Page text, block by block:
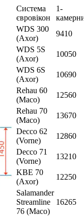
Система
євровікон
1-
WDS 300
(Axor)
9410
WDS 5S
(Axor)
10050
WDS 6S
(Axor)
10690
Rehau 60
(Maco)
12560
Rehau 70
(Maco)
13670
Decco 62
(Vorne)
12860
Decco 71
(Vorne)
13210
KBE 70
(Axor)
12250
Salamander
Streamline
76 (Maco)
16265